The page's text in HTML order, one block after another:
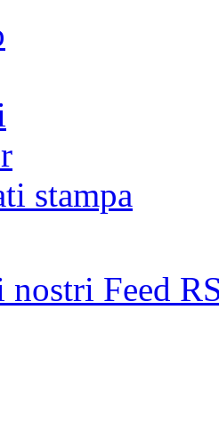
stampa
Feed